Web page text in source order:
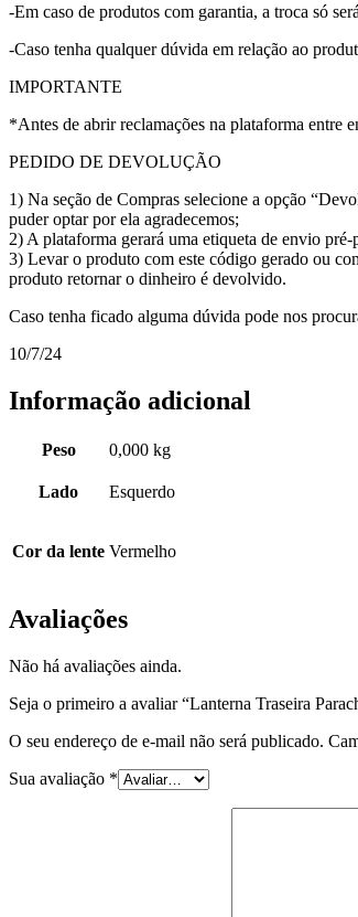
-Em caso de produtos com garantia, a troca só
-Caso tenha qualquer dúvida em relação ao
IMPORTANTE
*Antes de abrir reclamações na plataforma entre
PEDIDO DE DEVOLUÇÃO
1) Na seção de Compras selecione a opção
puder optar por ela agradecemos;
2) A plataforma gerará uma etiqueta de envio
3) Levar o produto com este código gerado ou
produto retornar o dinheiro é devolvido.
Caso tenha ficado alguma dúvida pode nos
10/7/24
Informação adicional
Peso 0,000 kg
Lado Esquerdo
Cor da lente Vermelho
Avaliações
Não há avaliações ainda.
Seja o primeiro a avaliar “Lanterna Traseira
O seu endereço de e-mail não será publicado.
Sua avaliação *